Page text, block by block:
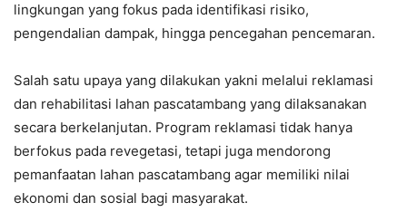
lingkungan yang fokus pada identifikasi risiko,
pengendalian dampak, hingga pencegahan pencemaran.
Salah satu upaya yang dilakukan yakni melalui reklamasi
dan rehabilitasi lahan pascatambang yang dilaksanakan
secara berkelanjutan. Program reklamasi tidak hanya
berfokus pada revegetasi, tetapi juga mendorong
pemanfaatan lahan pascatambang agar memiliki nilai
ekonomi dan sosial bagi masyarakat.